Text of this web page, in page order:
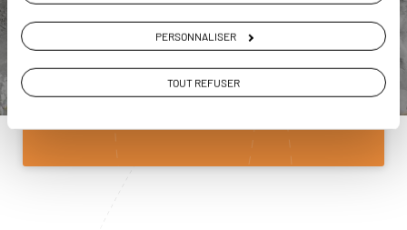
PERSONNALISER
TOUT REFUSER
ou
Construisez votre voyage avec un spécialiste Italie
01 85 08 22 97